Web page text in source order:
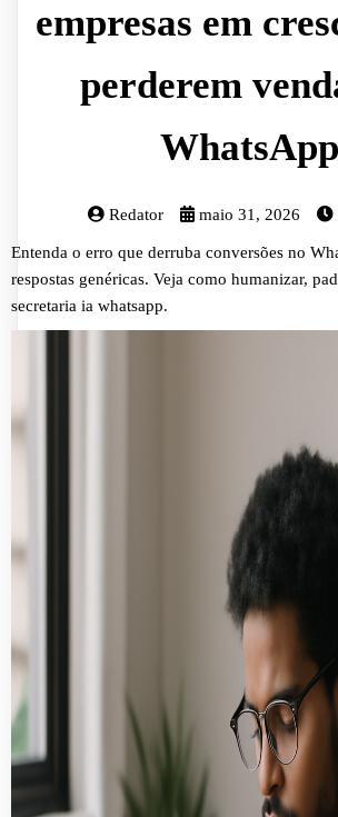
empresas em
perderem
WhatsApp
Redator maio 31, 2026
Entenda o erro que derruba conversões no
respostas genéricas. Veja como humanizar,
secretaria ia whatsapp.